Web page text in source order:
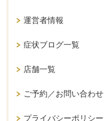
運営者情報
症状ブログ一覧
店舗一覧
ご予約／お問い合わせ
プライバシーポリシー